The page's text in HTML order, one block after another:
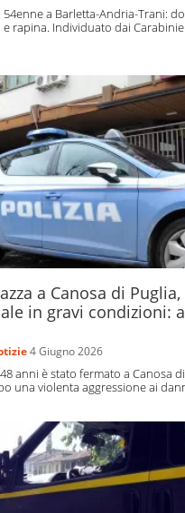
a Barletta-Andria-Trani:
rapina. Individuato dai
a Canosa di
in gravi condizioni:
4 Giugno 2026
anni è stato fermato a Canosa
una violenta aggressione ai